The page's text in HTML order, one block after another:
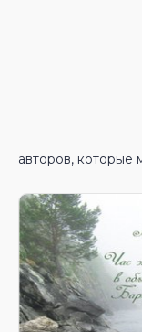
авторов, которые